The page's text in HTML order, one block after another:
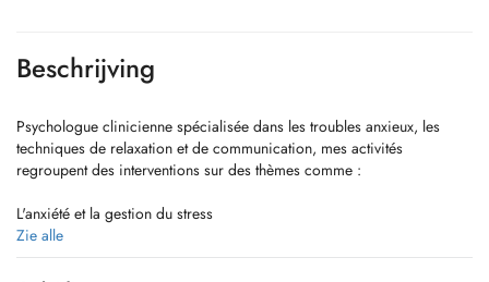
Beschrijving
Psychologue clinicienne spécialisée dans les troubles anxieux, les
techniques de relaxation et de communication, mes activités
regroupent des interventions sur des thèmes comme :
L'anxiété et la gestion du stress
Le burn out
Les troubles du sommeil
Zie alle